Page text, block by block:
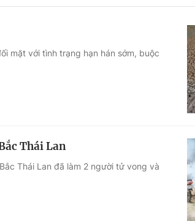
mặt với tình trạng hạn hán sớm, buộc
Thái Lan
Thái Lan đã làm 2 người tử vong và